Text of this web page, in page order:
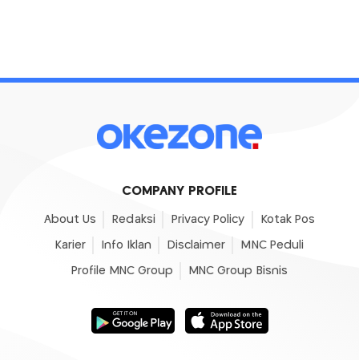
COMPANY PROFILE
About Us Redaksi Privacy Policy Kotak Pos
Karier Info Iklan Disclaimer MNC Peduli
Profile MNC Group MNC Group Bisnis